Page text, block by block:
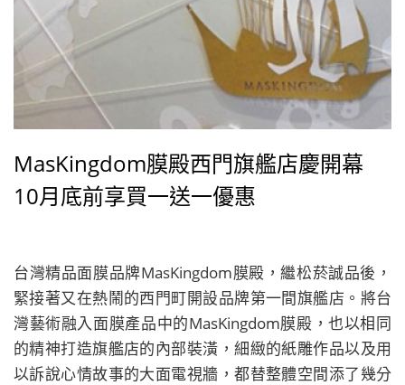
MasKingdom膜殿西門旗艦店慶開幕
10月底前享買一送一優惠
台灣精品面膜品牌MasKingdom膜殿，繼松菸誠品後，
緊接著又在熱鬧的西門町開設品牌第一間旗艦店。將台
灣藝術融入面膜產品中的MasKingdom膜殿，也以相同
的精神打造旗艦店的內部裝潢，細緻的紙雕作品以及用
以訴說心情故事的大面電視牆，都替整體空間添了幾分